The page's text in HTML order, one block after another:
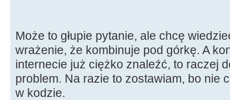
Może to głupie pytanie, ale chcę
wrażenie, że kombinuje pod górkę. A
internecie już ciężko znaleźć, to raczej
problem. Na razie to zostawiam, bo nie
w kodzie.